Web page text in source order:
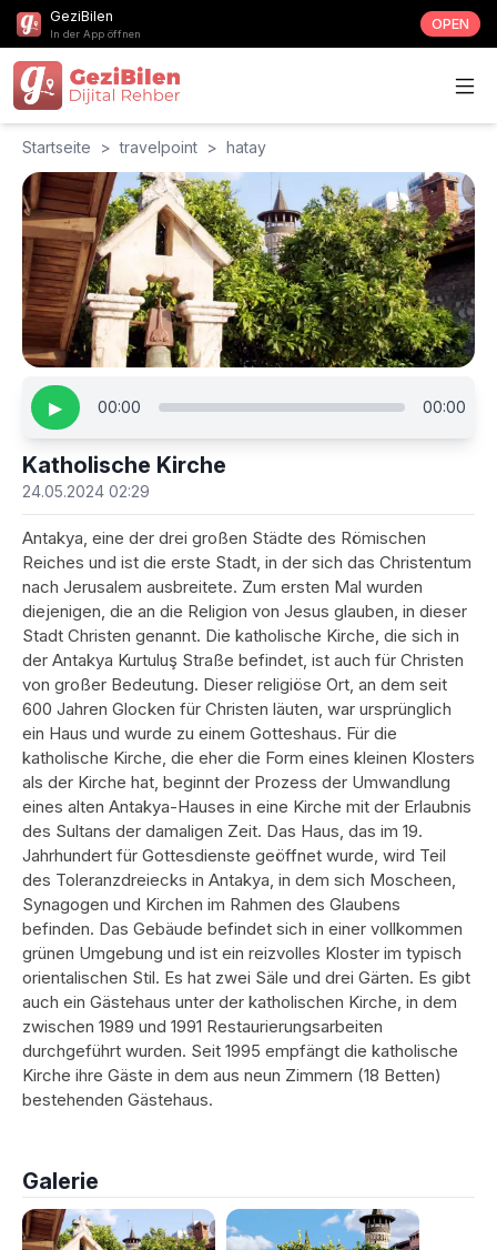
GeziBilen
In der App öffnen
OPEN
Startseite > travelpoint > hatay
▶ 00:00 00:00
Katholische Kirche
24.05.2024 02:29
Antakya, eine der drei großen Städte des Römischen
Reiches und ist die erste Stadt, in der sich das Christentum
nach Jerusalem ausbreitete. Zum ersten Mal wurden
diejenigen, die an die Religion von Jesus glauben, in dieser
Stadt Christen genannt. Die katholische Kirche, die sich in
der Antakya Kurtuluş Straße befindet, ist auch für Christen
von großer Bedeutung. Dieser religiöse Ort, an dem seit
600 Jahren Glocken für Christen läuten, war ursprünglich
ein Haus und wurde zu einem Gotteshaus. Für die
katholische Kirche, die eher die Form eines kleinen Klosters
als der Kirche hat, beginnt der Prozess der Umwandlung
eines alten Antakya-Hauses in eine Kirche mit der Erlaubnis
des Sultans der damaligen Zeit. Das Haus, das im 19.
Jahrhundert für Gottesdienste geöffnet wurde, wird Teil
des Toleranzdreiecks in Antakya, in dem sich Moscheen,
Synagogen und Kirchen im Rahmen des Glaubens
befinden. Das Gebäude befindet sich in einer vollkommen
grünen Umgebung und ist ein reizvolles Kloster im typisch
orientalischen Stil. Es hat zwei Säle und drei Gärten. Es gibt
auch ein Gästehaus unter der katholischen Kirche, in dem
zwischen 1989 und 1991 Restaurierungsarbeiten
durchgeführt wurden. Seit 1995 empfängt die katholische
Kirche ihre Gäste in dem aus neun Zimmern (18 Betten)
bestehenden Gästehaus.
Galerie